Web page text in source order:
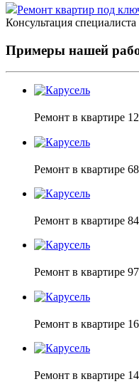
Ремонт квартир под
Консультация специалиста
Примеры нашей
Ремонт в квартире
Ремонт в квартире
Ремонт в квартире
Ремонт в квартире
Ремонт в квартире
Ремонт в квартире